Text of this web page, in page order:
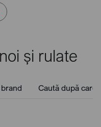
și rulate
Caută după